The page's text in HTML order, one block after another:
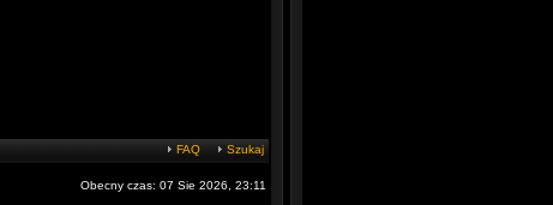
FAQ Szukaj
Obecny czas: 07 Sie 2026, 23:11